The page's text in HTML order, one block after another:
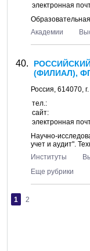
электронная
Академии
(ФИЛИАЛ),
Россия, 614070, г.
тел.:
сайт:
электронная
Научно-
учет и аудит".
Институты
Еще рубрики
1 2